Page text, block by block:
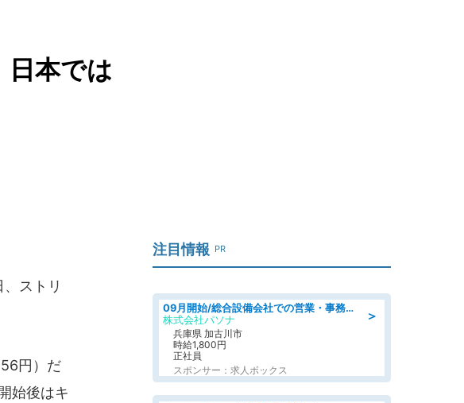
本では
ストリ
円）だ
始後はキ
注目情報 PR
＞
09月開始/総合設備会社での営業・事務のお仕事/車通勤可/賞与あり/営業/営業事務
株式会社パソナ
兵庫県 加古川市
時給1,800円
正社員
スポンサー：求人ボックス